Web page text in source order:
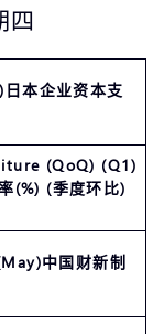
四
本企业资本支
(QoQ) (Q1)
(%) (季度环比)
中国财新制